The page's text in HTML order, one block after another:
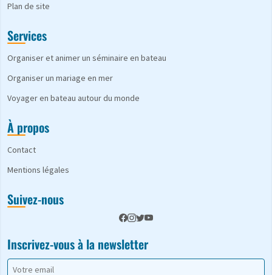
Plan de site
Services
Organiser et animer un séminaire en bateau
Organiser un mariage en mer
Voyager en bateau autour du monde
À propos
Contact
Mentions légales
Suivez-nous
Inscrivez-vous à la newsletter